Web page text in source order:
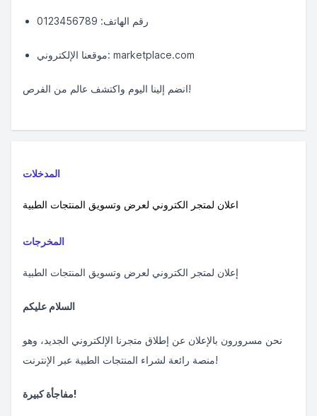
رقم الهاتف: 0123456789
موقعنا الإلكتروني: marketplace.com
انضم إلينا اليوم واكتشف عالم من الفرص!
المدخلات
اعلان لمتجر الكتروني لعرض وتسويق المنتجات الطبية
المخرجات
إعلان لمتجر الكتروني لعرض وتسويق المنتجات الطبية
السلام عليكم
نحن مسرورون بالإعلان عن إطلاق متجرنا الإلكتروني الجديد، وهو
منصة رائعة لشراء المنتجات الطبية عبر الإنترنت!
مفاجأة كبيرة!